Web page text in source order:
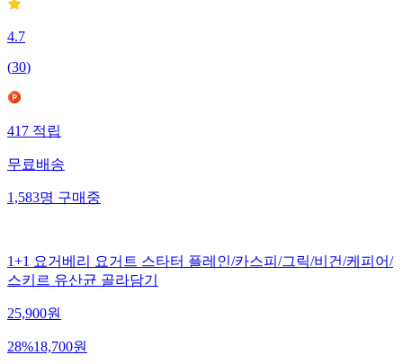
4.7
(30)
417적립
무료배송
1,583명구매중
1+1 요거베리 요거트 스타터 플레인/카스피/그릭/비건/케피어/
스키르 유산균 골라담기
25,900원
28%18,700원